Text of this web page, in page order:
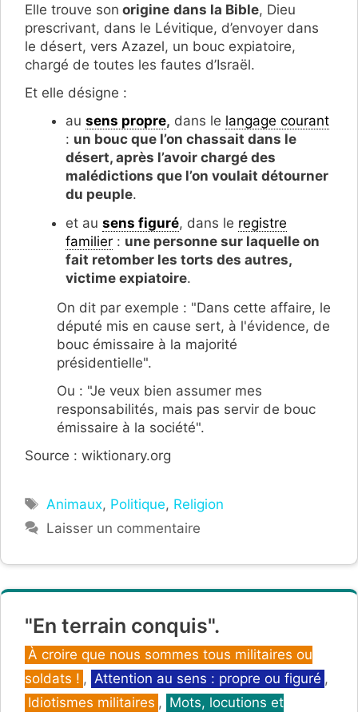
Elle trouve son origine dans la Bible, Dieu
prescrivant, dans le Lévitique, d’envoyer dans
le désert, vers Azazel, un bouc expiatoire,
chargé de toutes les fautes d’Israël.
Et elle désigne :
au sens propre, dans le langage courant
: un bouc que l’on chassait dans le
désert, après l’avoir chargé des
malédictions que l’on voulait détourner
du peuple.
et au sens figuré, dans le registre
familier : une personne sur laquelle on
fait retomber les torts des autres,
victime expiatoire.
On dit par exemple : "Dans cette affaire, le
député mis en cause sert, à l'évidence, de
bouc émissaire à la majorité
présidentielle".
Ou : "Je veux bien assumer mes
responsabilités, mais pas servir de bouc
émissaire à la société".
Source : wiktionary.org
Étiquettes
Animaux, Politique, Religion
Laisser un commentaire
"En terrain conquis".
Catégories
À croire que nous sommes tous militaires ou
soldats ! , Attention au sens : propre ou figuré ,
Idiotismes militaires , Mots, locutions et